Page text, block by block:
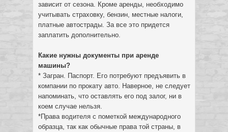
зависит от сезона. Кроме аренды, необходимо
учитывать страховку, бензин, местные налоги,
платные автострады. За все это придется
заплатить дополнительно.
Какие нужны документы при аренде
машины?
* Загран. Паспорт. Его потребуют предъявить в
компании по прокату авто. Наверное, не следует
напоминать, что оставлять его под залог, ни в
коем случае нельзя.
*Права водителя с пометкой международного
образца, так как обычные права той страны, в